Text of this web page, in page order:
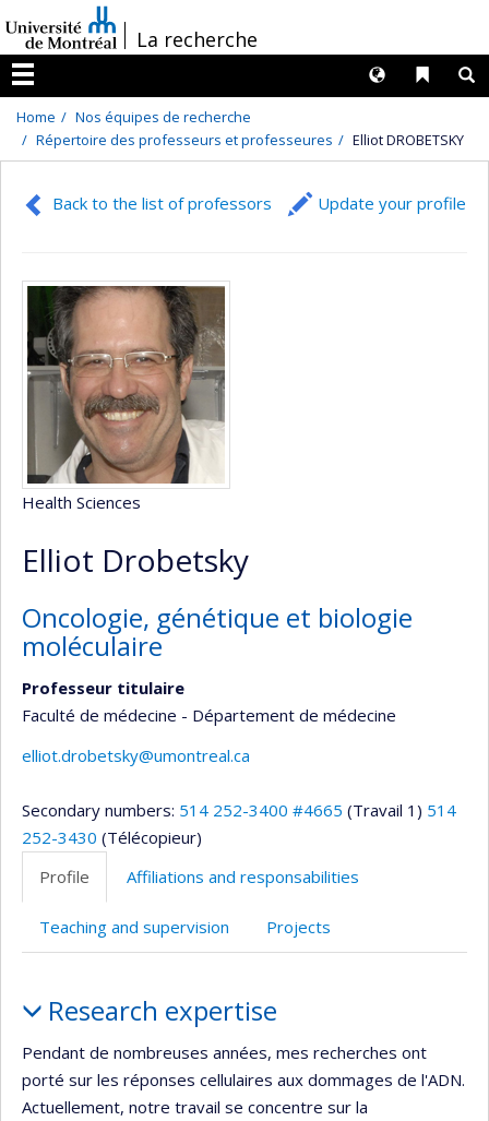
au
contenu
/La recherche
Menu
Liens
Langues
Home
Nos équipes de recherche
Répertoire des professeurs et professeures
Elliot DROBETSKY
Back to the list of professors Update your profile
Health Sciences
Elliot Drobetsky
Oncologie, génétique et biologie
moléculaire
Professeur titulaire
Faculté de médecine - Département de médecine
elliot.drobetsky@umontreal.ca
Secondary numbers: 514 252-3400 #4665 (Travail 1) 514
252-3430 (Télécopieur)
Profile
Affiliations and responsabilities
Teaching and supervision Projects
Research expertise
Pendant de nombreuses années, mes recherches ont
porté sur les réponses cellulaires aux dommages de l'ADN.
Actuellement, notre travail se concentre sur la